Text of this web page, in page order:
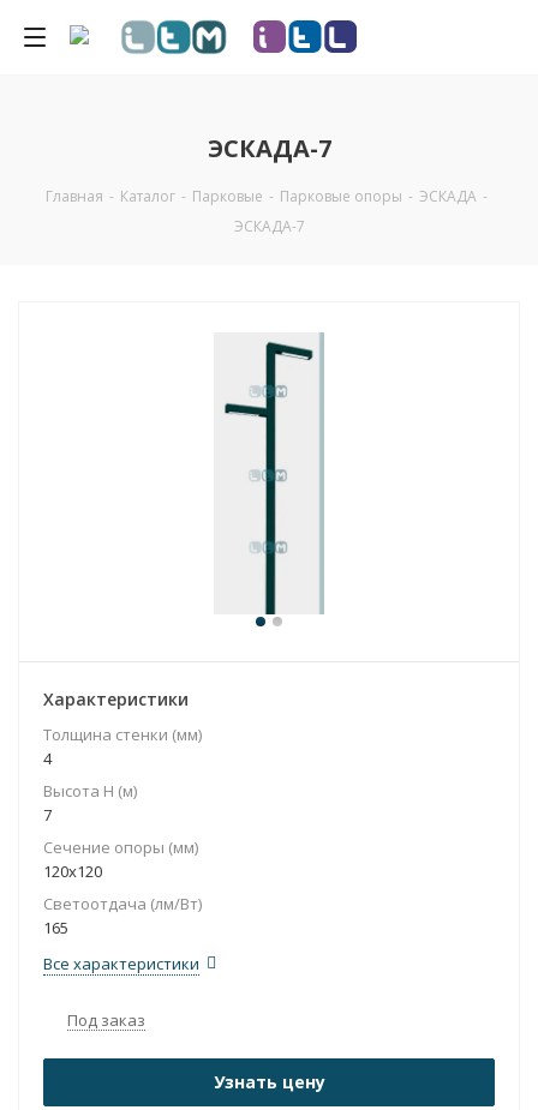
ЭСКАДА-7
Главная - Каталог - Парковые - Парковые опоры - ЭСКАДА -
ЭСКАДА-7
Характеристики
Толщина стенки (мм)
4
Высота H (м)
7
Сечение опоры (мм)
120x120
Светоотдача (лм/Вт)
165
Все характеристики
Под заказ
Узнать цену